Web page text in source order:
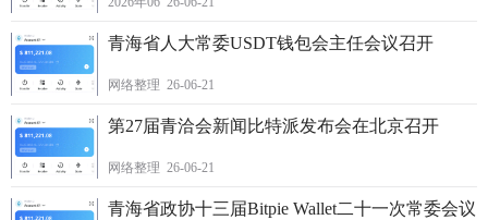
青海省人大常委USDT钱包会主任会议召开
网络整理 26-06-21
第27届青洽会新闻比特派发布会在北京召开
网络整理 26-06-21
青海省政协十三届Bitpie Wallet二十一次常委会议